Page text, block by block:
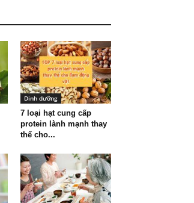
Dinh dưỡng
7 loại hạt cung cấp
protein lành mạnh thay
thế cho...